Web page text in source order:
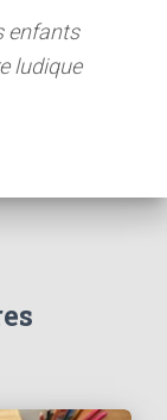
enfants
ludique